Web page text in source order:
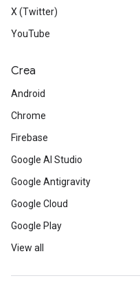
X (Twitter)
YouTube
Crea
Android
Chrome
Firebase
Google AI Studio
Google Antigravity
Google Cloud
Google Play
View all